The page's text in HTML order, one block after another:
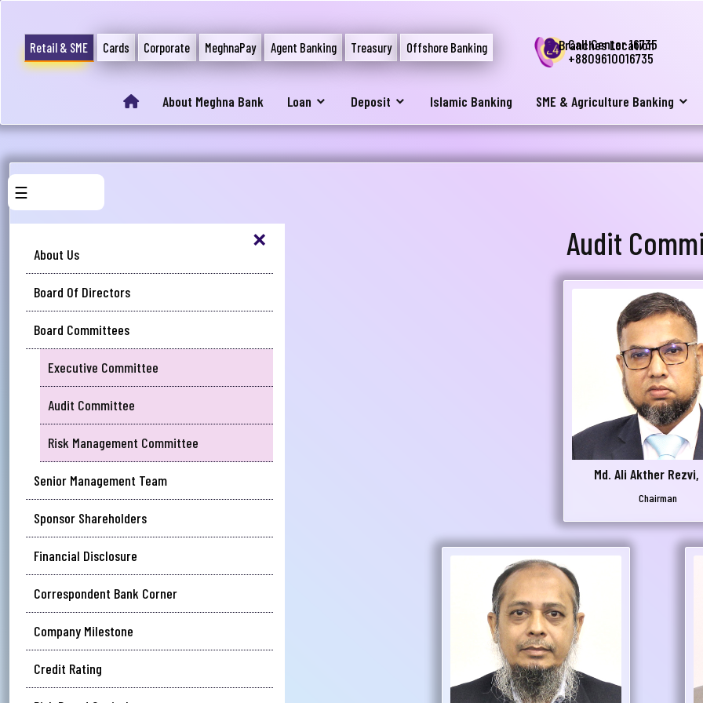
Retail & SME Cards Corporate MeghnaPay Agent Banking Treasury Offshore Banking
Call Center 16735
+8809610016735
Branches Location
About Meghna Bank Loan Deposit Islamic Banking SME & Agriculture Banking
×
About Us
Board Of Directors
Board Committees
Executive Committee
Audit Committee
Risk Management Committee
Senior Management Team
Sponsor Shareholders
Financial Disclosure
Correspondent Bank Corner
Company Milestone
Credit Rating
☰
Audit
Md. Ali Akther Rezvi,
Chairman
মেঘনা ব্যাংক এ যেকোনো সেবা নিতে গিয়ে যদি আপনি কোন